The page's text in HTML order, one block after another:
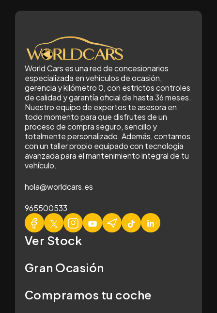
World Cars es una red de concesionarios
especializada en vehículos de ocasión,
gerencia y kilómetro 0, con estrictos controles
de calidad y garantía oficial de hasta 36 meses.
Nuestro equipo de expertos te asesora en
todo momento para que disfrutes de un
proceso de compra seguro, sencillo y
totalmente personalizado. Además, contamos
con un taller propio equipado con tecnología
avanzada para el mantenimiento integral de tu
vehículo.
hola@worldcars.es
965500533
Ver Stock
Gran Ocasión
Compramos tu coche